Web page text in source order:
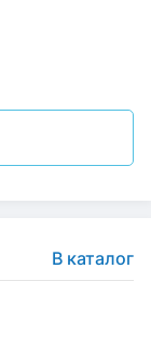
В каталог